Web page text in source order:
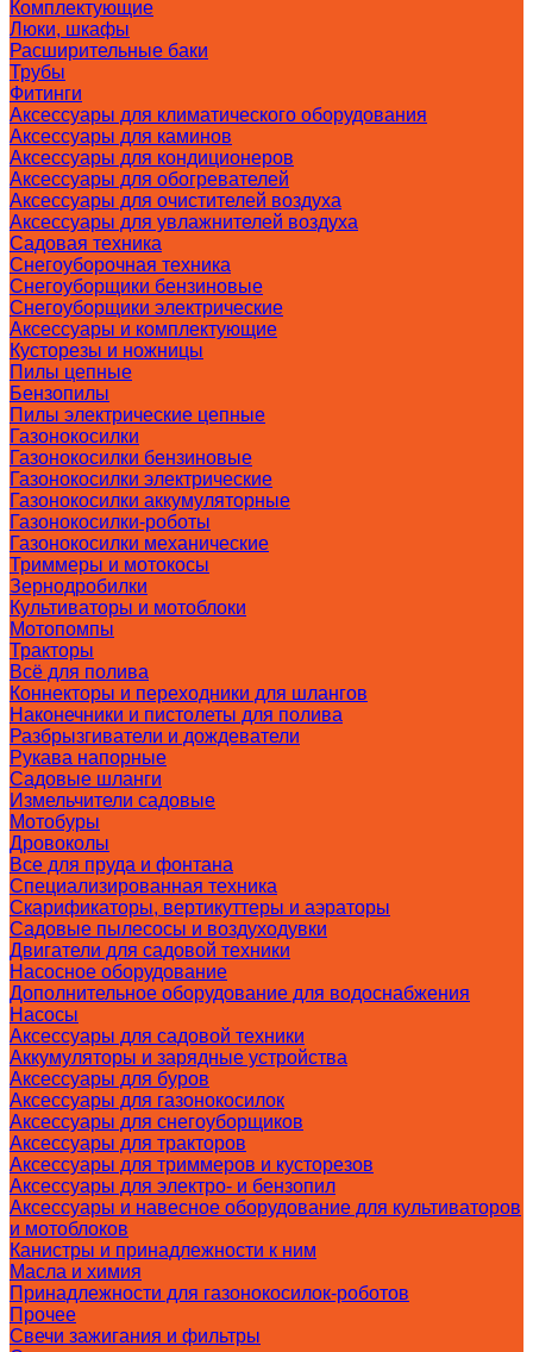
Комплектующие
Люки, шкафы
Расширительные баки
Трубы
Фитинги
Аксессуары для климатического оборудования
Аксессуары для каминов
Аксессуары для кондиционеров
Аксессуары для обогревателей
Аксессуары для очистителей воздуха
Аксессуары для увлажнителей воздуха
Садовая техника
Снегоуборочная техника
Снегоуборщики бензиновые
Снегоуборщики электрические
Аксессуары и комплектующие
Кусторезы и ножницы
Пилы цепные
Бензопилы
Пилы электрические цепные
Газонокосилки
Газонокосилки бензиновые
Газонокосилки электрические
Газонокосилки аккумуляторные
Газонокосилки-роботы
Газонокосилки механические
Триммеры и мотокосы
Зернодробилки
Культиваторы и мотоблоки
Мотопомпы
Тракторы
Всё для полива
Коннекторы и переходники для шлангов
Наконечники и пистолеты для полива
Разбрызгиватели и дождеватели
Рукава напорные
Садовые шланги
Измельчители садовые
Мотобуры
Дровоколы
Все для пруда и фонтана
Специализированная техника
Скарификаторы, вертикуттеры и аэраторы
Садовые пылесосы и воздуходувки
Двигатели для садовой техники
Насосное оборудование
Дополнительное оборудование для водоснабжения
Насосы
Аксессуары для садовой техники
Аккумуляторы и зарядные устройства
Аксессуары для буров
Аксессуары для газонокосилок
Аксессуары для снегоуборщиков
Аксессуары для тракторов
Аксессуары для триммеров и кусторезов
Аксессуары для электро- и бензопил
Аксессуары и навесное оборудование для культиваторов
и мотоблоков
Канистры и принадлежности к ним
Масла и химия
Принадлежности для газонокосилок-роботов
Прочее
Свечи зажигания и фильтры